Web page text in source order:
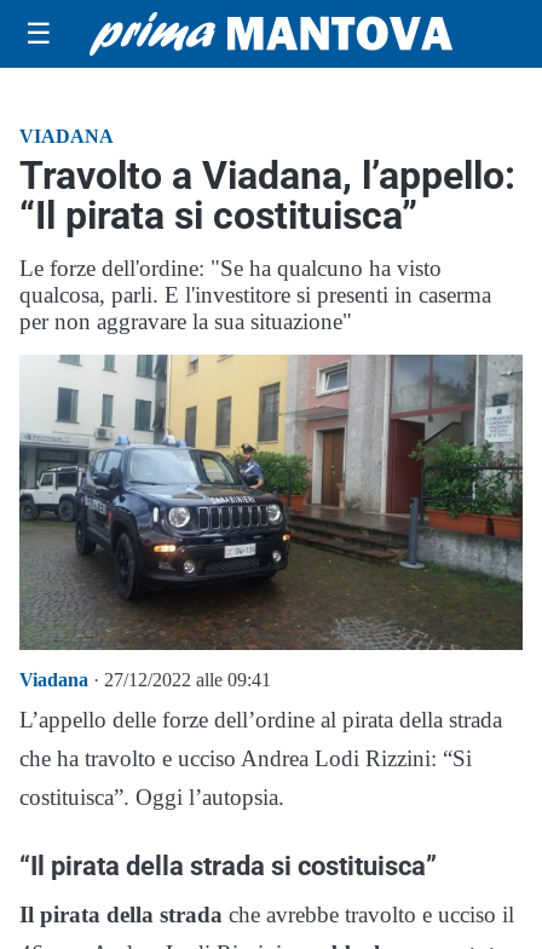
☰
VIADANA
Travolto a Viadana, l’appello:
“Il pirata si costituisca”
Le forze dell'ordine: "Se ha qualcuno ha visto
qualcosa, parli. E l'investitore si presenti in caserma
per non aggravare la sua situazione"
Viadana · 27/12/2022 alle 09:41
L’appello delle forze dell’ordine al pirata della strada
che ha travolto e ucciso Andrea Lodi Rizzini: “Si
costituisca”. Oggi l’autopsia.
“Il pirata della strada si costituisca”
Il pirata della strada che avrebbe travolto e ucciso il